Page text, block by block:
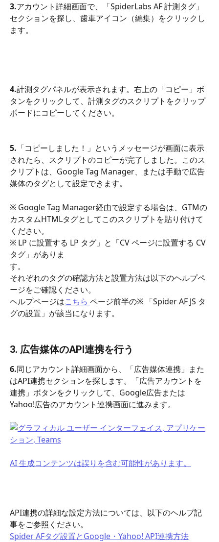
3.アカウント詳細画面で、「SpiderLabs AF 計測タグ」
セクションを探し、歯車アイコン（編集）をクリックし
ます。
4.計測タグパネルが表示されます。右上の「コピー」ボ
タンをクリックして、計測タグのスクリプトをクリップ
ボードにコピーしてください。
5. 「コピーしました！」というメッセージが画面に表示
されたら、スクリプトのコピーが完了しました。このス
クリプトは、Google Tag Manager、または手動で広告
媒体のタグとして設定できます。
※ Google Tag Manager経由で設定する場合は、GTMの
カスタムHTMLタグとしてこのスクリプトを貼り付けて
ください。
※ LP に設置する LP タグ」と「CV ページに設置する CV
タグ」がありま
す。
それぞれのタグの確認方法と設置方法は以下のヘルプペ
ージをご確認ください。
ヘルプページはこちら ページ前半の※ 「Spider AF JS タ
グの設置」が該当になります。
3. 広告媒体のAPI連携を行う
6.同じアカウント詳細画面から、「広告媒体連携」また
はAPI連携セクションを探します。「広告アカウントを
連携」ボタンをクリックして、Google広告または
Yahoo!広告のアカウント連携画面に進みます。
API連携の詳細な設定方法については、以下のヘルプ記
事をご参照ください。
Spider AFタグ設置とGoogle・Yahoo! API連携方法